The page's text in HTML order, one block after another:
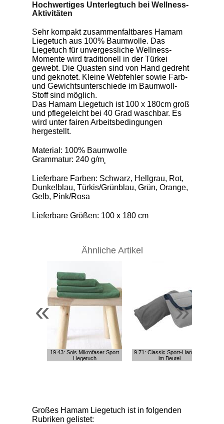
Hochwertiges Unterlegtuch bei Wellness-
Aktivitäten
Sehr kompakt zusammenfaltbares Hamam
Liegetuch aus 100% Baumwolle. Das
Liegetuch für unvergessliche Wellness-
Momente wird traditionell in der Türkei
gewebt. Die Quasten sind von Hand gedreht
und geknotet. Kleine Webfehler sowie Farb-
und Gewichtsunterschiede im Baumwoll-
Stoff sind möglich.
Das Hamam Liegetuch ist 100 x 180cm groß
und pflegeleicht bei 40 Grad waschbar. Es
wird unter fairen Arbeitsbedingungen
hergestellt.
Material: 100% Baumwolle
Grammatur: 240 g/m˛
Lieferbare Farben: Schwarz, Hellgrau, Rot,
Dunkelblau, Türkis/Grünblau, Grün, Orange,
Gelb, Pink/Rosa
Lieferbare Größen: 100 x 180 cm
Ähnliche Artikel
«
19.43: Sols Mikrofaser Sport
Liegetuch
9.71: Classic Sport-Handtuch
im Beutel
»
Großes Hamam Liegetuch ist in folgenden
Rubriken gelistet: